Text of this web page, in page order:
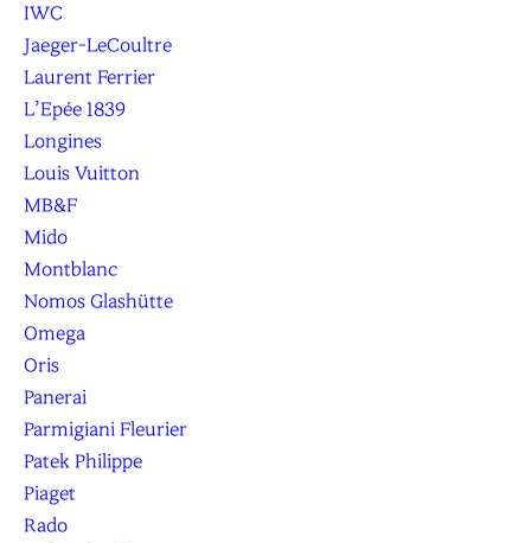
IWC
Jaeger-LeCoultre
Laurent Ferrier
L’Epée 1839
Longines
Louis Vuitton
MB&F
Mido
Montblanc
Nomos Glashütte
Omega
Oris
Panerai
Parmigiani Fleurier
Patek Philippe
Piaget
Rado